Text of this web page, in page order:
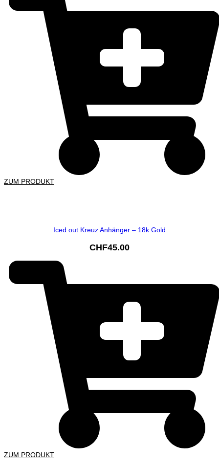
ZUM PRODUKT
Iced out Kreuz Anhänger – 18k Gold
CHF45.00
ZUM PRODUKT